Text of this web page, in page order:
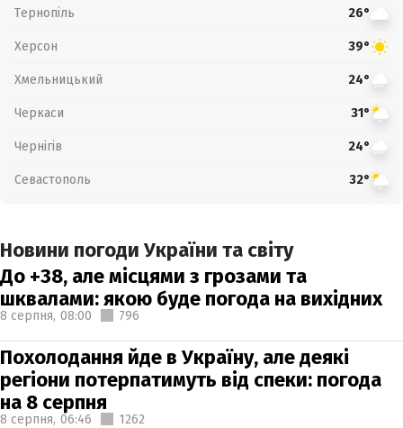
Тернопіль 26°
Херсон 39°
Хмельницький 24°
Черкаси 31°
Чернігів 24°
Севастополь 32°
Новини погоди України та світу
До +38, але місцями з грозами та
шквалами: якою буде погода на вихідних
8 серпня, 08:00 796
Похолодання йде в Україну, але деякі
регіони потерпатимуть від спеки: погода
на 8 серпня
8 серпня, 06:46 1262